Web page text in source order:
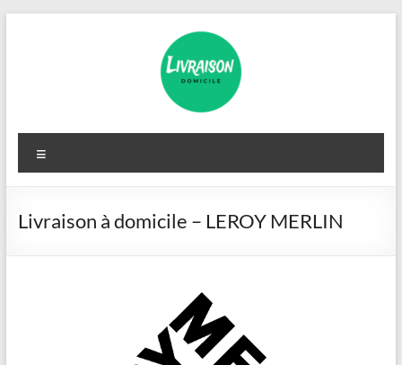
Livraison
Domicile
Livraison à domicile – LEROY MERLIN